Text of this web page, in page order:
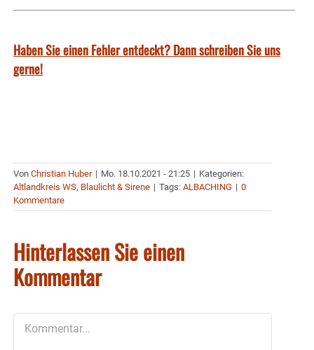
Haben Sie einen Fehler entdeckt? Dann schreiben Sie uns
gerne!
Von Christian Huber | Mo. 18.10.2021 - 21:25 | Kategorien:
Altlandkreis WS, Blaulicht & Sirene | Tags: ALBACHING | 0
Kommentare
Hinterlassen Sie einen
Kommentar